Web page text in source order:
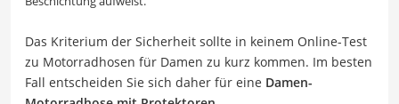
Das Kriterium der Sicherheit sollte in keinem Online-Test
zu Motorradhosen für Damen zu kurz kommen. Im besten
Fall entscheiden Sie sich daher für eine Damen-